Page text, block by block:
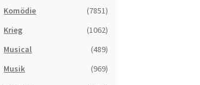
Komödie
(7851)
Krieg
(1062)
Musical
(489)
Musik
(969)